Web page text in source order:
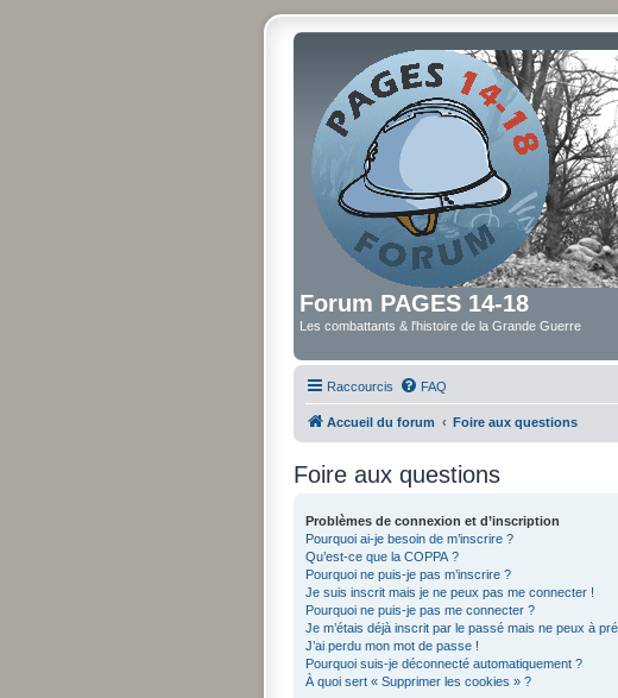
Forum PAGES 14-18
Les combattants & l'histoire de la Grande Guerre
Raccourcis FAQ
Accueil du forum Foire aux questions
Foire aux questions
Problèmes de connexion et d’inscription
Pourquoi ai-je besoin de m’inscrire ?
Qu’est-ce que la COPPA ?
Pourquoi ne puis-je pas m’inscrire ?
Je suis inscrit mais je ne peux pas me connecter !
Pourquoi ne puis-je pas me connecter ?
Je m’étais déjà inscrit par le passé mais ne peux à
J’ai perdu mon mot de passe !
Pourquoi suis-je déconnecté automatiquement ?
À quoi sert « Supprimer les cookies » ?